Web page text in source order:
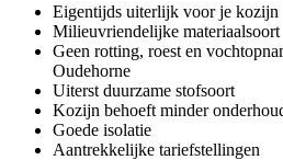
Eigentijds uiterlijk voor je kozijn
Milieuvriendelijke materiaalsoort
Geen rotting, roest en
Oudehorne
Uiterst duurzame stofsoort
Kozijn behoeft minder
Goede isolatie
Aantrekkelijke tariefstellingen